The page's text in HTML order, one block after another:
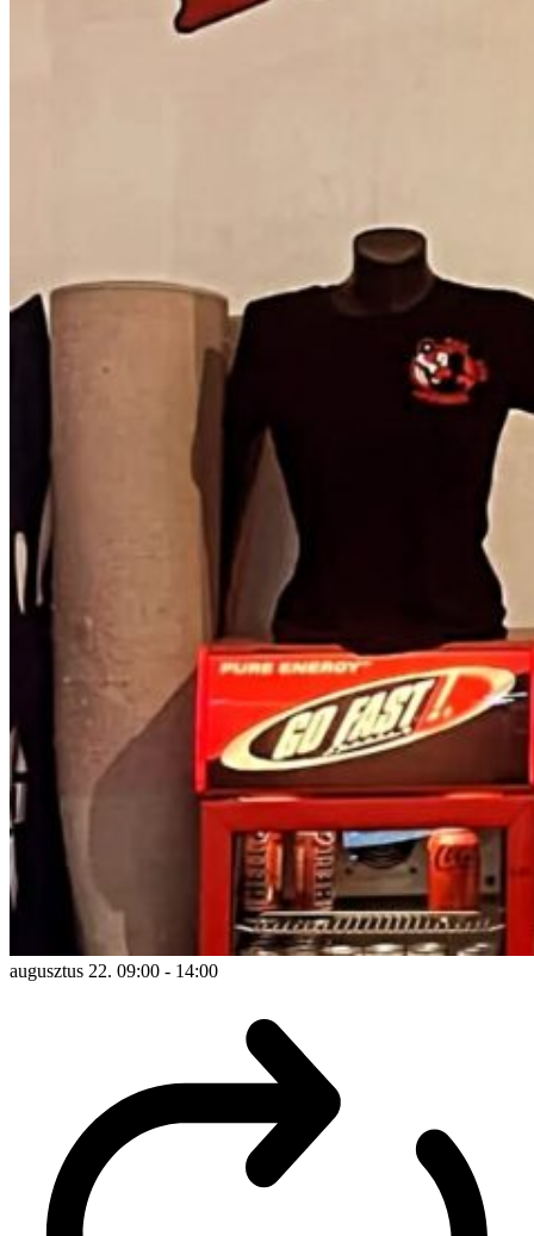
augusztus 22. 09:00 - 14:00